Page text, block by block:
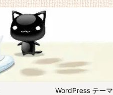
WordPress テーマ